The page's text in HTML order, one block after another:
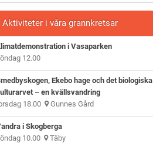
Aktiviteter i våra grannkretsar
i Vasaparken
12.00
Ekebo hage och det biologiska
– en kvällsvandring
18.00 Gunnes Gård
i Skogberga
10.00 Täby